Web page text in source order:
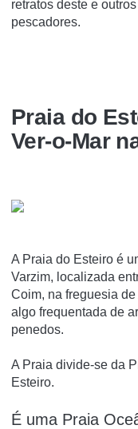
retratos deste e
pescadores.
Praia do
Ver-o-Mar
A Praia do Esteiro é
Varzim, localizada
Coim, na freguesia
algo frequentada de
penedos.
A Praia divide-se da
Esteiro.
É uma Praia